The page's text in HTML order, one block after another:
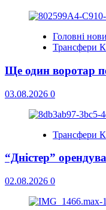
Головні
Трансфери
Ще один воротар
03.08.2026 0
Трансфери
“Дністер”
02.08.2026 0